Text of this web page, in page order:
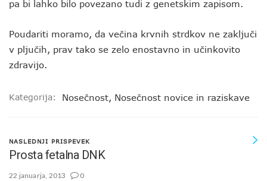
pa bi lahko bilo povezano tudi z genetskim zapisom.
Poudariti moramo, da večina krvnih strdkov ne zaključi
v pljučih, prav tako se zelo enostavno in učinkovito
zdravijo.
Kategorija: Nosečnost, Nosečnost novice in raziskave
NASLEDNJI PRISPEVEK
Prosta fetalna DNK
22 januarja, 2013 0